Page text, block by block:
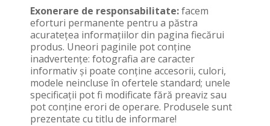
Exonerare de responsabilitate:facem
eforturi permanente pentru a păstra
acurateţea informaţiilor din pagina fiecărui
produs. Uneori paginile pot conţine
inadvertenţe: fotografia are caracter
informativ şi poate conţine accesorii, culori,
modele neincluse în ofertele standard; unele
specificaţii pot fi modificate fără preaviz sau
pot conţine erori de operare. Produsele sunt
prezentate cu titlu de informare!